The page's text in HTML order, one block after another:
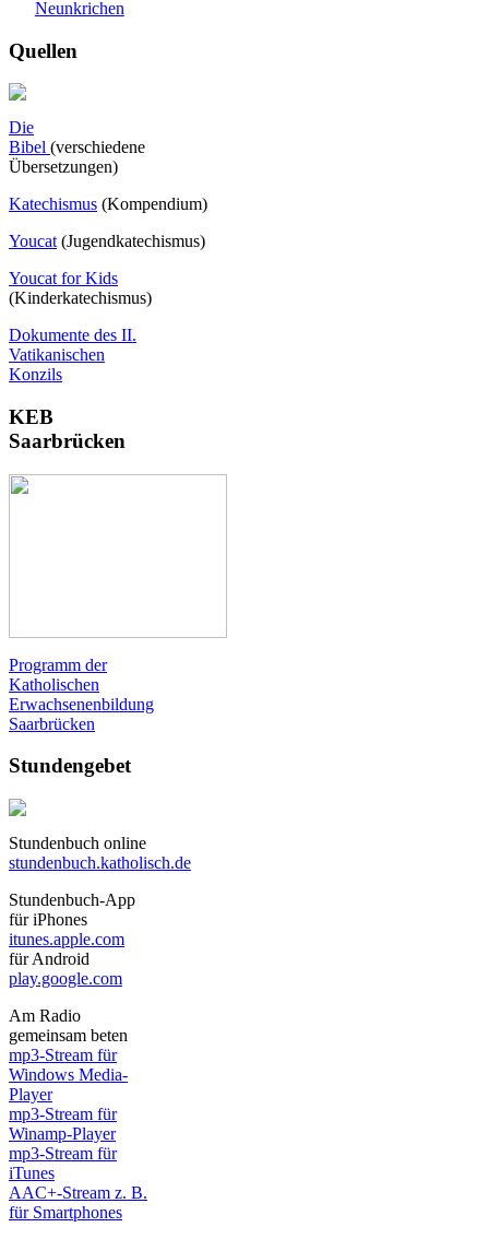
Neunkrichen
Quellen
Die
Bibel (verschiedene
Übersetzungen)
Katechismus (Kompendium)
Youcat (Jugendkatechismus)
Youcat for Kids
(Kinderkatechismus)
Dokumente des II.
Vatikanischen
Konzils
KEB
Saarbrücken
Programm der
Katholischen
Erwachsenenbildung
Saarbrücken
Stundengebet
Stundenbuch online
stundenbuch.katholisch.de
Stundenbuch-App
für iPhones
itunes.apple.com
für Android
play.google.com
Am Radio
gemeinsam beten
mp3-Stream für
Windows Media-
Player
mp3-Stream für
Winamp-Player
mp3-Stream für
iTunes
AAC+-Stream z. B.
für Smartphones